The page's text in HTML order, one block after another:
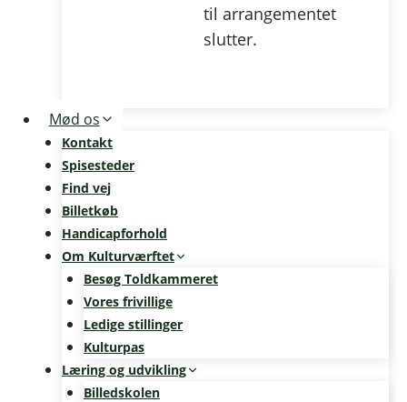
til arrangementet
slutter.
Mød os
Kontakt
Spisesteder
Find vej
Billetkøb
Handicapforhold
Om Kulturværftet
Besøg Toldkammeret
Vores frivillige
Ledige stillinger
Kulturpas
Læring og udvikling
Billedskolen